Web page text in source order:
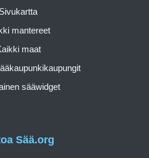
Sää.org
Sivukartta
mantereet
maat
sääwidget